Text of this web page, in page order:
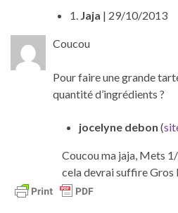
1. Jaja | 29/10/2013
Coucou
Pour faire une grande
quantité d’ingrédients ?
jocelyne debon (
Coucou ma jaja, Mets
cela devrai suffire Gros